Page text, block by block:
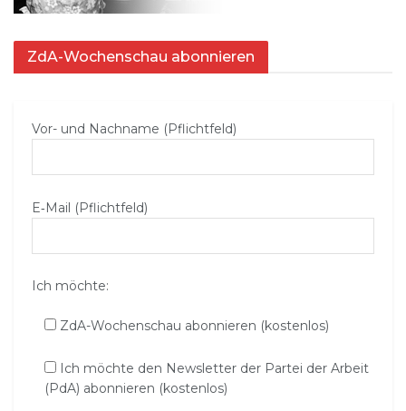
ZdA-Wochenschau abonnieren
Vor- und Nachname (Pflichtfeld)
E‑Mail (Pflichtfeld)
Ich möchte:
ZdA-Wochenschau abonnieren (kostenlos)
Ich möchte den Newsletter der Partei der Arbeit
(PdA) abonnieren (kostenlos)